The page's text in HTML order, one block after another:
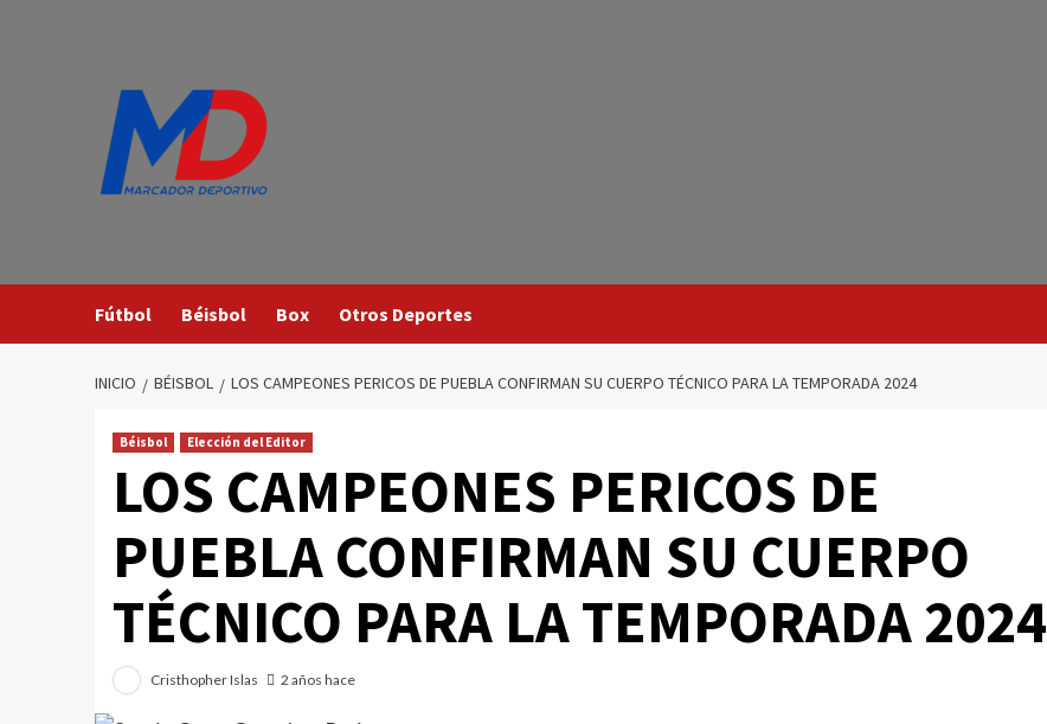
Fútbol Béisbol Box Otros Deportes
INICIO BÉISBOL LOS CAMPEONES PERICOS DE PUEBLA CONFIRMAN SU CUERPO TÉCNICO PARA LA TEMPORADA 2024
Béisbol Elección del Editor
LOS CAMPEONES PERICOS DE
PUEBLA CONFIRMAN SU CUERPO
TÉCNICO PARA LA TEMPORADA 2024
Cristhopher Islas 2 años hace